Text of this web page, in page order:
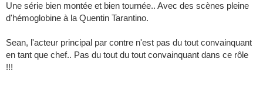
Une série bien montée et bien tournée.. Avec des scènes pleine
d'hémoglobine à la Quentin Tarantino.
Sean, l'acteur principal par contre n'est pas du tout convainquant
en tant que chef.. Pas du tout du tout convainquant dans ce rôle
!!!